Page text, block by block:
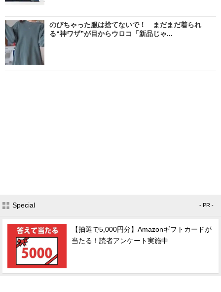
のびちゃった服は捨てないで！ まだまだ着られ
る“神ワザ”が目からウロコ「新品じゃ...
Special - PR -
【抽選で5,000円分】Amazonギフトカードが
当たる！読者アンケート実施中